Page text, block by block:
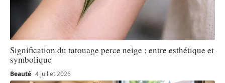
Signification du tatouage perce neige : entre esthétique et
symbolique
Beauté 4 juillet 2026